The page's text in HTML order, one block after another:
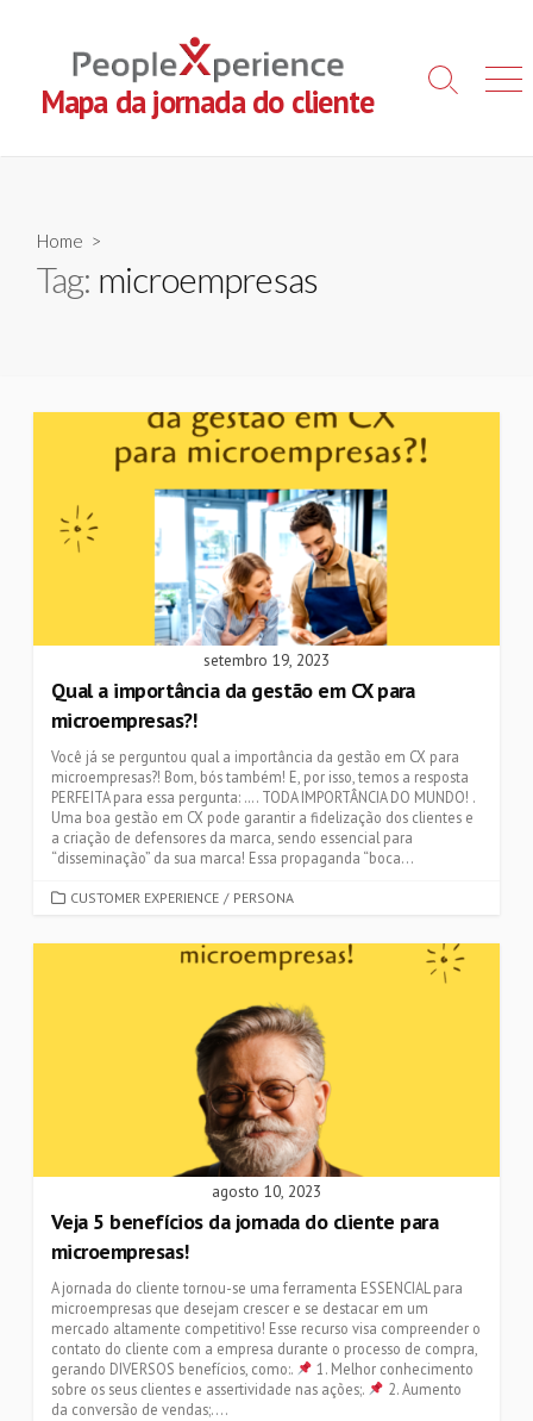
content
Mapa da jornada do cliente
Search
Home >
Tag: microempresas
setembro 19, 2023
Qual a importância da gestão em CX para
microempresas?!
Você já se perguntou qual a importância da gestão em CX para
microempresas?! Bom, bós também! E, por isso, temos a resposta
PERFEITA para essa pergunta: …. TODA IMPORTÂNCIA DO MUNDO! .
Uma boa gestão em CX pode garantir a fidelização dos clientes e
a criação de defensores da marca, sendo essencial para
“disseminação” da sua marca! Essa propaganda “boca...
CATEGORIES
CUSTOMER EXPERIENCE / PERSONA
agosto 10, 2023
Veja 5 benefícios da jornada do cliente para
microempresas!
A jornada do cliente tornou-se uma ferramenta ESSENCIAL para
microempresas que desejam crescer e se destacar em um
mercado altamente competitivo! Esse recurso visa compreender o
contato do cliente com a empresa durante o processo de compra,
gerando DIVERSOS benefícios, como:.
1. Melhor conhecimento
sobre os seus clientes e assertividade nas ações;.
2. Aumento
da conversão de vendas;....